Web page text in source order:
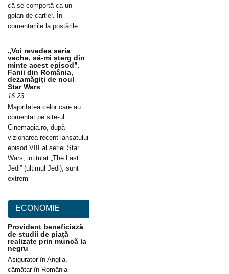
că se comportă ca un
golan de cartier. În
comentariile la postările
„Voi revedea seria
veche, să-mi șterg din
minte acest episod”.
Fanii din România,
dezamăgiți de noul
Star Wars
16:23
Majoritatea celor care au
comentat pe site-ul
Cinemagia.ro, după
vizionarea recent lansatului
episod VIII al seriei Star
Wars, intitulat „The Last
Jedi” (ultimul Jedi), sunt
extrem
ECONOMIE
Provident beneficiază
de studii de piață
realizate prin muncă la
negru
Asigurator în Anglia,
cămătar în România